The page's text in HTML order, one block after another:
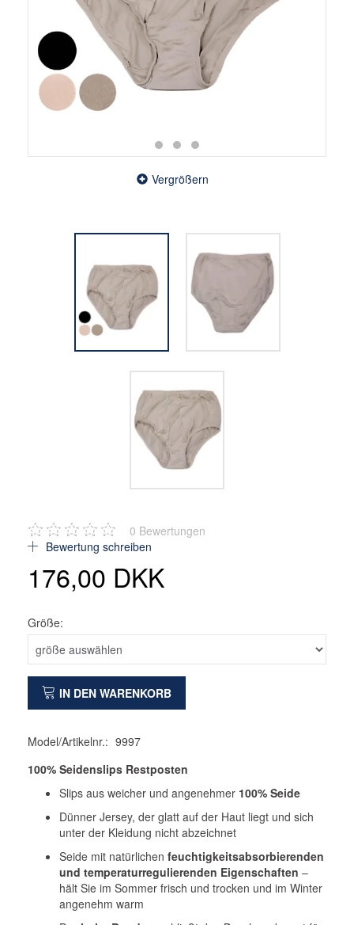
Vergrößern
0 Bewertungen
Bewertung schreiben
176,00 DKK
Größe:
IN DEN WARENKORB
Model/Artikelnr.: 9997
100% Seidenslips Restposten
Slips aus weicher und angenehmer 100% Seide
Dünner Jersey, der glatt auf der Haut liegt und sich
unter der Kleidung nicht abzeichnet
Seide mit natürlichen feuchtigkeitsabsorbierenden
und temperaturregulierenden Eigenschaften –
hält Sie im Sommer frisch und trocken und im Winter
angenehm warm